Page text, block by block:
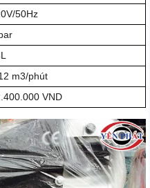
50Hz
m3/phút
VND